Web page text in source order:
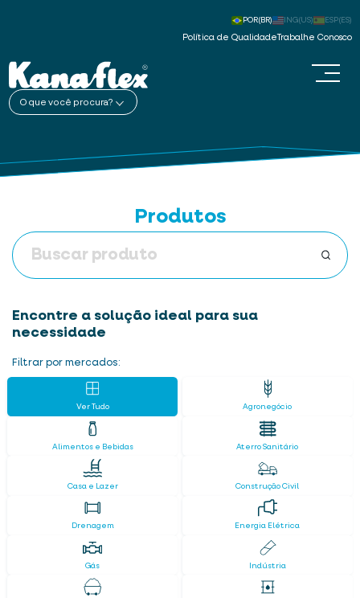
Política de Qualidade Trabalhe Conosco
POR(BR) ING(US) ESP(ES)
O que você procura?
Produtos
Encontre a solução ideal para sua
necessidade
Filtrar por mercados:
Ver Tudo Agronegócio
Alimentos e Bebidas Aterro Sanitário
Casa e Lazer Construção Civil
Drenagem Energia Elétrica
Gás Indústria